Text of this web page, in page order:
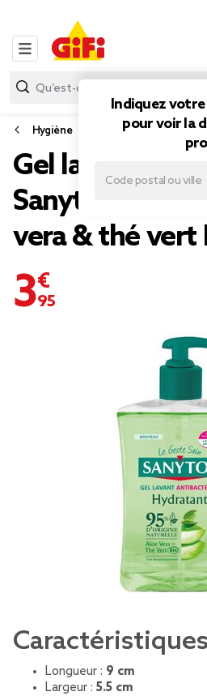
Indiquez
pour voir la
Hygiène
Gel lavant
Sanytol
vera & thé vert
3,95 €
Longueur : 9 cm
Largeur : 5.5 cm